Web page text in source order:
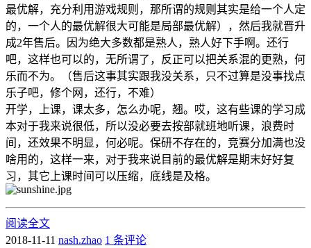
最优解，充分利用游戏规则，那所谓的规则其实是给一个人定
的，一个人的最优解很大可能是局部最优解），然后我就晋升
成2年售后。因为绝大多数都是熟人，熟人好下手啊。还行
吧，这样也可以的，无所谓了，反正可以把关系混的更熟，何
乐而不为。（售后这事其实跟我没关系，只不过算是没事找点
乐子吧，修个网，还行，不难）
开学，上课，课太多，怎么办呢，翘。哎，这有些课的学习成
本对于我来说很低，所以没必要去按部就班地听课，浪费时
间，还效果不明显，何必呢。保研不存在的，竞赛分加满也没
啥用的，这样一来，对于我来说目前的最优解是期末好好复
习，其它上课时间可以压缩，底线是及格。
阅读全文
2018-11-11 nash.zhao 1 条评论